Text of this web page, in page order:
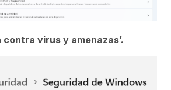
contra virus y amenazas’.